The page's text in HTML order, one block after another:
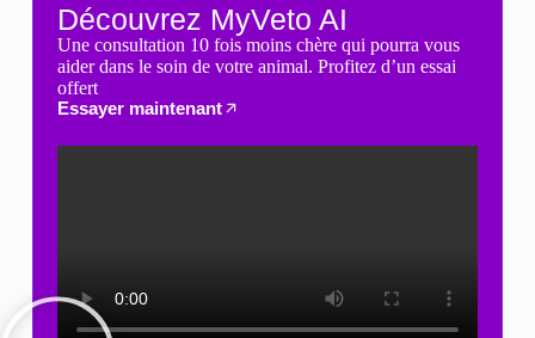
Découvrez MyVeto AI
Une consultation 10 fois moins chère qui pourra vous
aider dans le soin de votre animal. Profitez d’un essai
offert
Essayer maintenant